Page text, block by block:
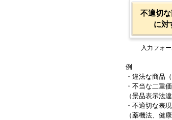
不適切
に対
入力フォ
例
・違法な商品
・不当な二重
（景品表示法違
・不適切な表現
（薬機法、健